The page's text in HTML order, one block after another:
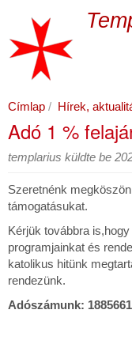
tartalomra
Címlap Hírek,
Adó 1 %
templarius küldte be
Szeretnénk
támogatásukat.
Kérjük továbbra
programjainkat és
katolikus hitünk
rendezünk.
Adószámunk: